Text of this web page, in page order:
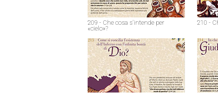
209 - Che cosa s'intende per
«cielo»?
210 -